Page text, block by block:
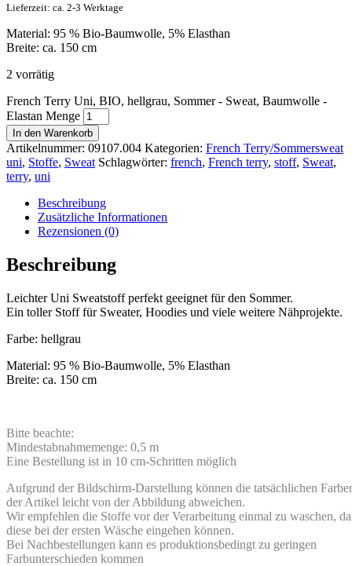
Lieferzeit: ca. 2-3 Werktage
Material: 95 % Bio-Baumwolle, 5% Elasthan
Breite: ca. 150 cm
2 vorrätig
French Terry Uni, BIO, hellgrau, Sommer - Sweat, Baumwolle -
Elastan Menge
In den Warenkorb
Artikelnummer: 09107.004 Kategorien: French Terry/Sommersweat
uni, Stoffe, Sweat Schlagwörter: french, French terry, stoff, Sweat,
terry, uni
Beschreibung
Zusätzliche Informationen
Rezensionen (0)
Beschreibung
Leichter Uni Sweatstoff perfekt geeignet für den Sommer.
Ein toller Stoff für Sweater, Hoodies und viele weitere Nähprojekte.
Farbe: hellgrau
Material: 95 % Bio-Baumwolle, 5% Elasthan
Breite: ca. 150 cm
Bitte beachte:
Mindestabnahmemenge: 0,5 m
Eine Bestellung ist in 10 cm-Schritten möglich
Aufgrund der Bildschirm-Darstellung können die tatsächlichen
der Artikel leicht von der Abbildung abweichen.
Wir empfehlen die Stoffe vor der Verarbeitung einmal zu waschen, da
diese bei der ersten Wäsche eingehen können.
Bei Nachbestellungen kann es produktionsbedingt zu geringen
Farbunterschieden kommen